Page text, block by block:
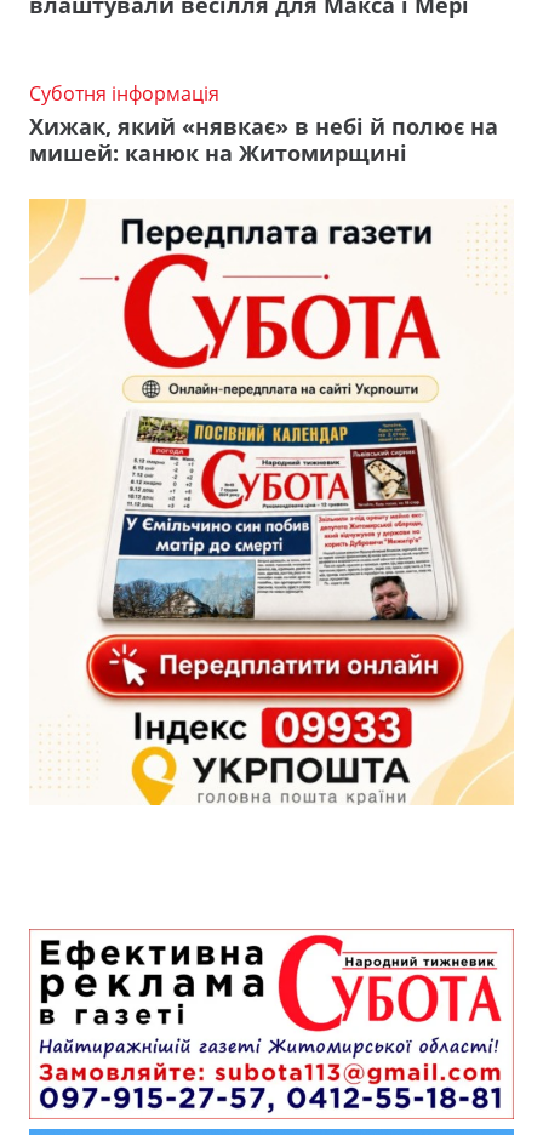
Суботня інформація
Хижак, який «нявкає» в небі й полює на
мишей: канюк на Житомирщині